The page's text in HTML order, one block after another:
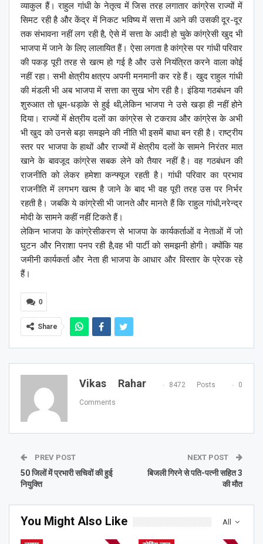
व्याकुल हैं। राहुल गांधी के नेतृत्व में जिस तरह लगातार कांग्रेस राज्यों में
सिमट रही है और केंद्र में निकट भविष्य में सत्ता में आने की उसकी दूर-दूर
तक संभावना नहीं लग रही है, ऐसे में सत्ता के आदी हो चुके कांग्रेसी खुद भी
भाजपा में जाने के लिए लालायित हैं। ऐसा लगता है कांग्रेस पर गांधी परिवार
की पकड़ पूरी तरह से खत्म हो गई है और उसे नियंत्रित करने वाला कोई
नहीं रहा। सभी क्षेत्रीय क्षत्रप अपनी मनमानी कर रहे हैं। खुद राहुल गांधी
की मंडली भी अब भाजपा में सत्ता का सुख भोग रही है। इंडिया गठबंधन की
शुरुआत तो धूम-धड़ाके से हुई थी,लेकिन भाजपा ने उसे खड़ा ही नहीं होने
दिया। राज्यों में क्षेत्रीय दलों का कांग्रेस से टकराव और कांग्रेस के अभी
भी खुद को उनसे बड़ा समझने की नीति भी इसमें बाधा बन रही है। राष्ट्रीय
स्तर पर भाजपा के हाथों और राज्यों में क्षेत्रीय दलों के सामने निरंतर मात
खाने के बावजूद कांग्रेस सबक लेने को तैयार नहीं है। वह गठबंधन की
राजनीति को लेकर हमेशा कन्फ्यूज रहती है। गांधी परिवार का प्रभाव
राजनीति में लगभग खत्म है जाने के बाद भी वह पूरी तरह उस पर निर्भर
रहती है। जबकि ये कांग्रेसी भी जानते और मानते हैं कि राहुल गांधी,नरेन्द्र
मोदी के सामने कहीं नहीं टिकते हैं।
लेकिन भाजपा के कांग्रेसीकरण से भाजपा के कार्यकर्ताओं व नेताओं में जो
घुटन और निराशा पनप रही है,वह भी पार्टी को समझनी होगी। क्योंकि यह
जमीनी कार्यकर्ता और नेता ही भाजपा के आधार और विस्तार के प्रेरक रहे
हैं।
0
Share
Vikas Rahar 8472 Posts 0
Comments
PREV POST
50 जिलों में प्रभारी सचिवों की हुई
नियुक्ति
NEXT POST
बिजली गिरने से पति-पत्नी सहित 3
की मौत
All
You Might Also Like